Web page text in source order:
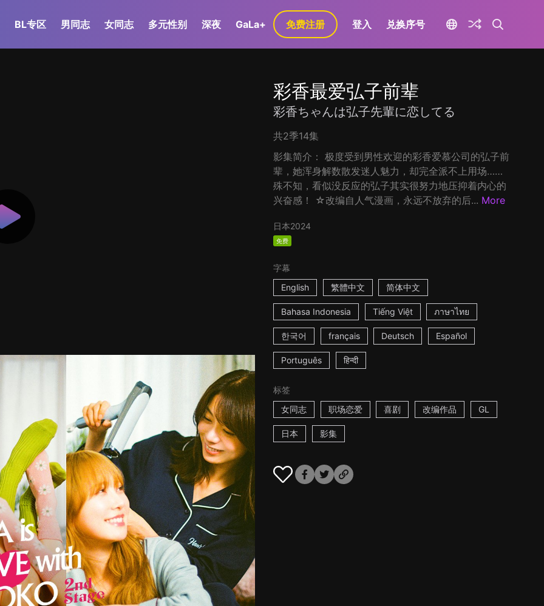
BL专区 男同志 女同志 多元性别 深夜 GaLa+ 免费注册 登入 兑换序号
彩香最爱弘子前辈
彩香ちゃんは弘子先輩に恋してる
共2季14集
影集简介： 极度受到男性欢迎的彩香爱慕公司的弘子前
辈，她浑身解数散发迷人魅力，却完全派不上用场……
殊不知，看似没反应的弘子其实很努力地压抑着内心的
兴奋感！ ☆改编自人气漫画，永远不放弃的后... More
日本2024
免费
字幕
English
繁體中文 简体中文
Bahasa Indonesia Tiếng Việt ภาษาไทย
한국어 français Deutsch Español
Português हिन्दी
标签
女同志
职场恋爱 喜剧 改编作品 GL
日本 影集